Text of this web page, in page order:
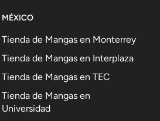
MÉXICO
Tienda de Mangas en Monterrey
Tienda de Mangas en Interplaza
Tienda de Mangas en TEC
Tienda de Mangas en
Universidad